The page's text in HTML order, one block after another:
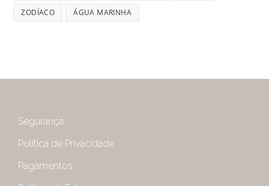
ZODÍACO ÁGUA MARINHA
Segurança
Política de Privacidade
Pagamentos